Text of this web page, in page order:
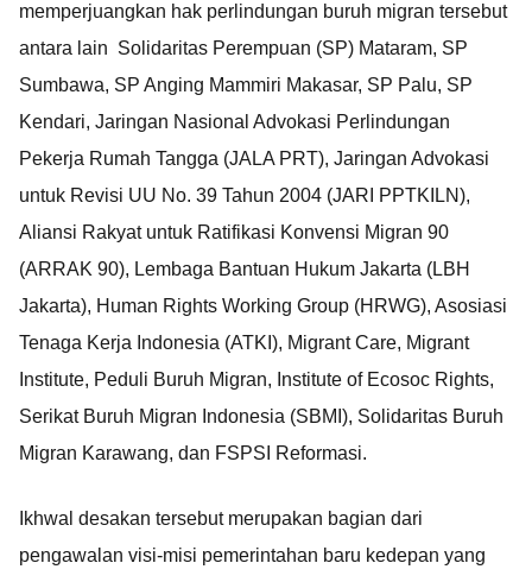
memperjuangkan hak perlindungan buruh migran tersebut
antara lain Solidaritas Perempuan (SP) Mataram, SP
Sumbawa, SP Anging Mammiri Makasar, SP Palu, SP
Kendari, Jaringan Nasional Advokasi Perlindungan
Pekerja Rumah Tangga (JALA PRT), Jaringan Advokasi
untuk Revisi UU No. 39 Tahun 2004 (JARI PPTKILN),
Aliansi Rakyat untuk Ratifikasi Konvensi Migran 90
(ARRAK 90), Lembaga Bantuan Hukum Jakarta (LBH
Jakarta), Human Rights Working Group (HRWG), Asosiasi
Tenaga Kerja Indonesia (ATKI), Migrant Care, Migrant
Institute, Peduli Buruh Migran, Institute of Ecosoc Rights,
Serikat Buruh Migran Indonesia (SBMI), Solidaritas Buruh
Migran Karawang, dan FSPSI Reformasi.
Ikhwal desakan tersebut merupakan bagian dari
pengawalan visi-misi pemerintahan baru kedepan yang